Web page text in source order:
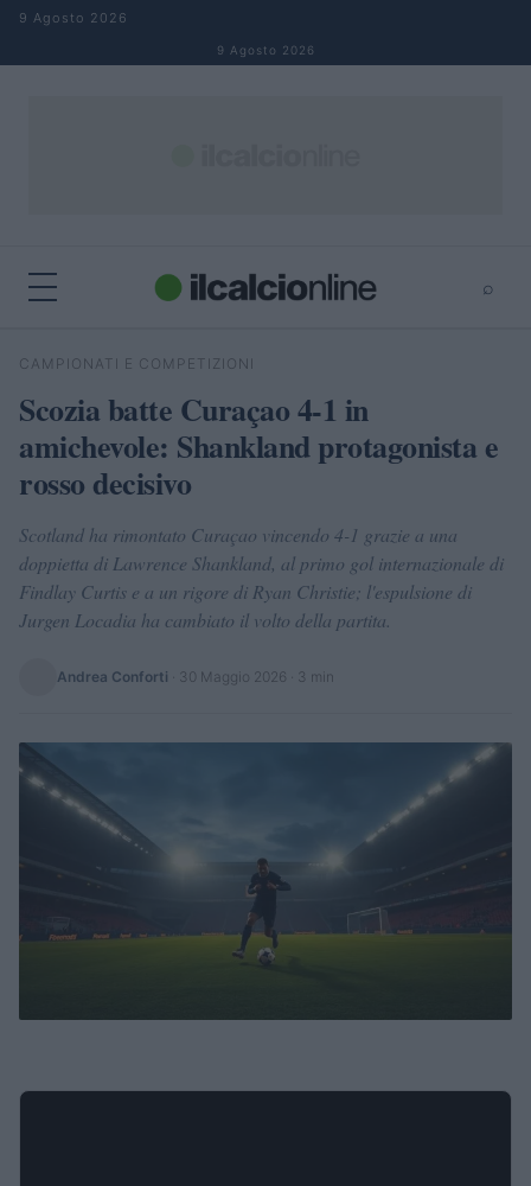
Salta al contenuto
9 Agosto 2026
9 Agosto 2026
⌕
Cerca
CAMPIONATI E COMPETIZIONI
Scozia batte Curaçao 4-1 in
amichevole: Shankland protagonista e
rosso decisivo
Scotland ha rimontato Curaçao vincendo 4-1 grazie a una
doppietta di Lawrence Shankland, al primo gol internazionale di
Findlay Curtis e a un rigore di Ryan Christie; l'espulsione di
Jurgen Locadia ha cambiato il volto della partita.
Andrea Conforti 30 Maggio 2026 · 3 min